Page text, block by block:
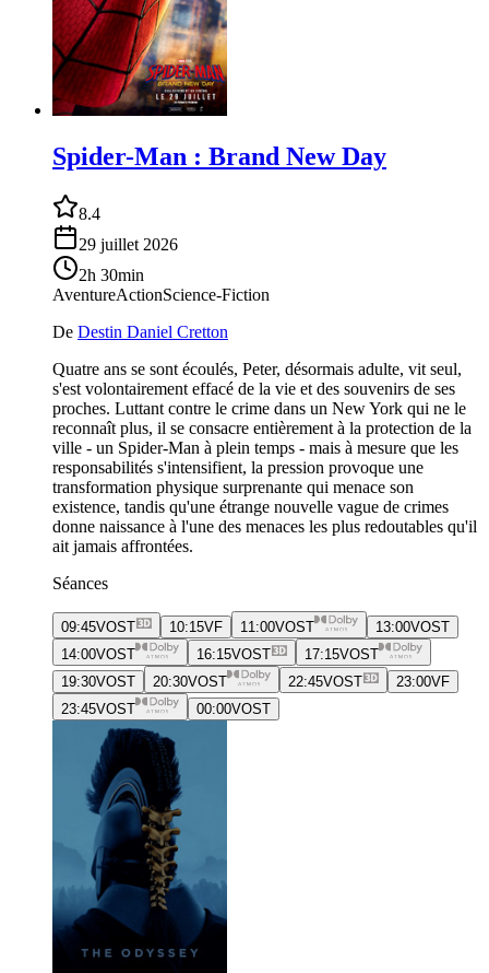
Spider-Man : Brand New Day
8.4
29 juillet 2026
2h 30min
AventureActionScience-Fiction
De Destin Daniel Cretton
Quatre ans se sont écoulés, Peter, désormais adulte, vit seul,
s'est volontairement effacé de la vie et des souvenirs de ses
proches. Luttant contre le crime dans un New York qui ne le
reconnaît plus, il se consacre entièrement à la protection de la
ville - un Spider-Man à plein temps - mais à mesure que les
responsabilités s'intensifient, la pression provoque une
transformation physique surprenante qui menace son
existence, tandis qu'une étrange nouvelle vague de crimes
donne naissance à l'une des menaces les plus redoutables qu'il
ait jamais affrontées.
Séances
09:45VOST 10:15VF 11:00VOST 13:00VOST
14:00VOST 16:15VOST 17:15VOST
19:30VOST 20:30VOST 22:45VOST 23:00VF
23:45VOST 00:00VOST